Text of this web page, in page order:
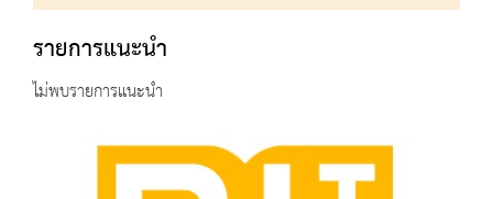
รายการแนะนำ
ไม่พบรายการแนะนำ